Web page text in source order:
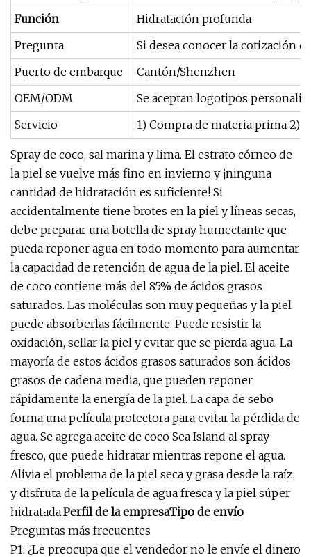
Función
Hidratación profunda
Pregunta
Si desea conocer la cotización
Puerto de embarque
Cantón/Shenzhen
OEM/ODM
Se aceptan logotipos
Servicio
1) Compra de materia prima 2)
Spray de coco, sal marina y lima. El estrato córneo de
la piel se vuelve más fino en invierno y ¡ninguna
cantidad de hidratación es suficiente! Si
accidentalmente tiene brotes en la piel y líneas secas,
debe preparar una botella de spray humectante que
pueda reponer agua en todo momento para aumentar
la capacidad de retención de agua de la piel. El aceite
de coco contiene más del 85% de ácidos grasos
saturados. Las moléculas son muy pequeñas y la piel
puede absorberlas fácilmente. Puede resistir la
oxidación, sellar la piel y evitar que se pierda agua. La
mayoría de estos ácidos grasos saturados son ácidos
grasos de cadena media, que pueden reponer
rápidamente la energía de la piel. La capa de sebo
forma una película protectora para evitar la pérdida de
agua. Se agrega aceite de coco Sea Island al spray
fresco, que puede hidratar mientras repone el agua.
Alivia el problema de la piel seca y grasa desde la raíz,
y disfruta de la película de agua fresca y la piel súper
hidratada.Perfil de la empresaTipo de envío
Preguntas más frecuentes
P1: ¿Le preocupa que el vendedor no le envíe el dinero